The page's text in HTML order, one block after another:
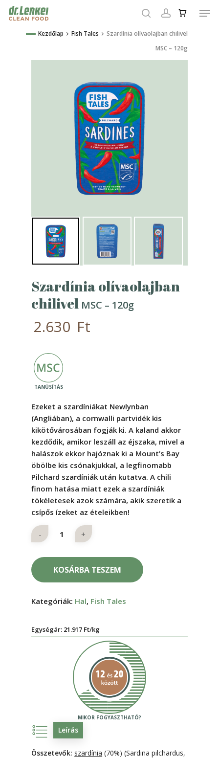
Skip
Kezdőlap Fish Tales
Szardínia olívaolajban chilivel
MSC – 120g
Szardínia olívaolajban
chilivel MSC – 120g
2.630 Ft
Ezeket a szardíniákat Newlynban
(Angliában), a cornwalli partvidék kis
kikötővárosában fogják ki. A kaland akkor
kezdődik, amikor leszáll az éjszaka, mivel a
halászok ekkor hajóznak ki a Mount’s Bay
öbölbe kis csónakjukkal, a legfinomabb
Pilchard szardíniák után kutatva. A chili
finom hatása miatt ezek a szardíniák
tökéletesek azok számára, akik szeretik a
csípős ízeket az ételeikben!
Egységár: 21.917 Ft/kg
KOSÁRBA TESZEM
Kategóriák: Hal, Fish Tales
Leírás
Összetevők: szardínia (70%) (Sardina pilchardus,